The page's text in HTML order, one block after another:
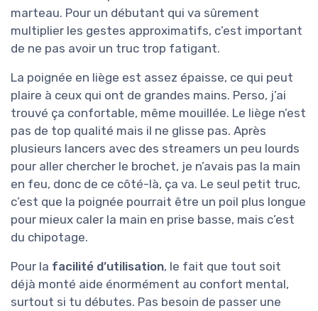
marteau. Pour un débutant qui va sûrement
multiplier les gestes approximatifs, c’est important
de ne pas avoir un truc trop fatigant.
La poignée en liège est assez épaisse, ce qui peut
plaire à ceux qui ont de grandes mains. Perso, j’ai
trouvé ça confortable, même mouillée. Le liège n’est
pas de top qualité mais il ne glisse pas. Après
plusieurs lancers avec des streamers un peu lourds
pour aller chercher le brochet, je n’avais pas la main
en feu, donc de ce côté-là, ça va. Le seul petit truc,
c’est que la poignée pourrait être un poil plus longue
pour mieux caler la main en prise basse, mais c’est
du chipotage.
Pour la facilité d’utilisation, le fait que tout soit
déjà monté aide énormément au confort mental,
surtout si tu débutes. Pas besoin de passer une